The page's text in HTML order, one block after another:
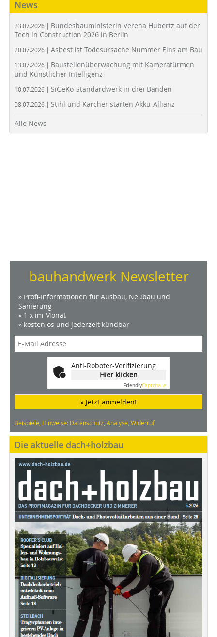
News
23.07.2026 | Bundesbauministerin Verena Hubertz auf der
Tech in Construction 2026 in Berlin
20.07.2026 | Asbest ist Todesursache Nummer Eins am Bau
13.07.2026 | Baustellenüberwachung mit Kameratürmen
und Künstlicher Intelligenz
10.07.2026 | SiGeKo-Standardwerk in drei Bänden
08.07.2026 | Stihl und Kärcher starten Akku-Allianz
Alle News
bauhandwerk Newsletter
» Profi-Informationen für Ausbau, Neubau und
Sanierung
» 1 x im Monat
» kostenlos und jederzeit kündbar
Anti-Roboter-Verifizierung
Hier klicken
FriendlyCaptcha ⇗
» Jetzt anmelden!
Beispiele, Hinweise: Datenschutz, Analyse, Widerruf
Die aktuelle dach+holzbau